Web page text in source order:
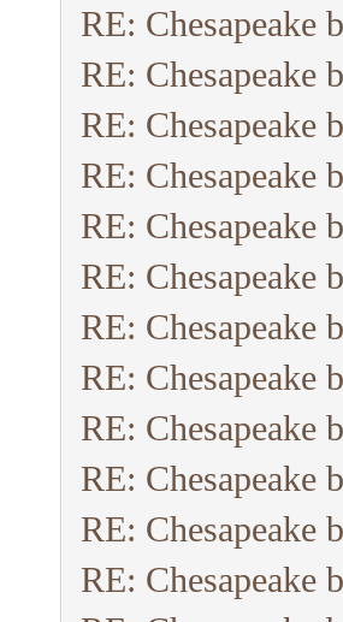
RE: Chesapeake
RE: Chesapeake
RE: Chesapeake
RE: Chesapeake
RE: Chesapeake
RE: Chesapeake
RE: Chesapeake
RE: Chesapeake
RE: Chesapeake
RE: Chesapeake
RE: Chesapeake
RE: Chesapeake